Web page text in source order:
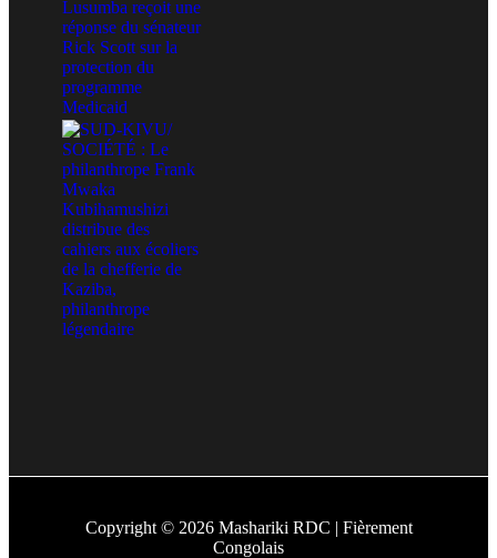
Copyright © 2026 Mashariki RDC | Fièrement
Congolais